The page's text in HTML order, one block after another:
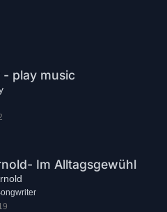
- play music
Im Alltagsgewühl